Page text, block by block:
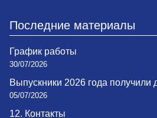
Последние материалы
График работы
30/07/2026
Выпускники 2026 года получили
05/07/2026
12. Контакты